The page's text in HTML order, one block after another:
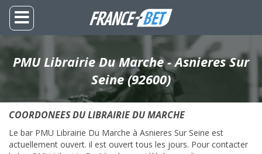
PMU Librairie Du Marche - Asnieres Sur
Seine (92600)
COORDONEES DU LIBRAIRIE DU MARCHE
Le bar PMU Librairie Du Marche à Asnieres Sur Seine est
actuellement ouvert. il est ouvert tous les jours. Pour contacter